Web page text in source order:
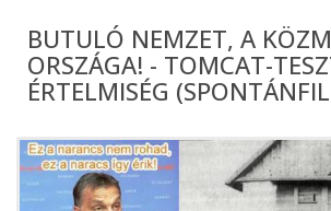
BUTULÓ NEMZET, A
ORSZÁGA! - TOMCAT-
ÉRTELMISÉG